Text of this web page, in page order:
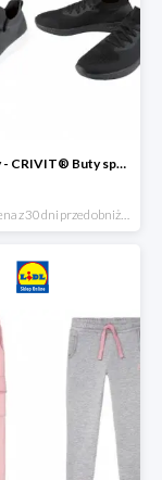
Hit cenowy - CRIVIT® Buty sportowe chłopięce WellWalk, 1 para
*najniższa cena z 30 dni przed obniżką